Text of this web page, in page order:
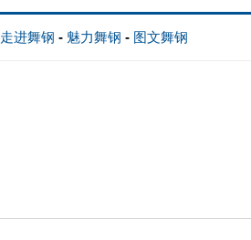
走进舞钢 - 魅力舞钢 - 图文舞钢